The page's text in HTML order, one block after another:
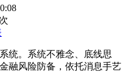
次
。系统不雅念、底线思
融风险防备，依托消息手艺